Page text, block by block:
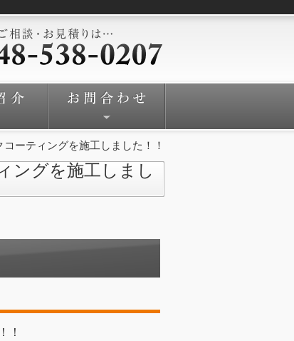
ーティングを施工しました！！
ングを施工しまし
！